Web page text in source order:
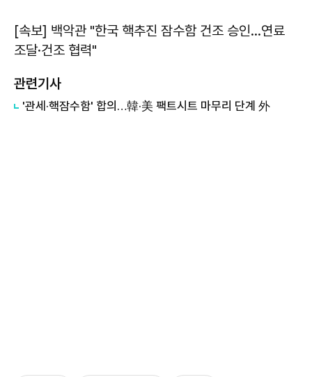
[속보] 백악관 "한국 핵추진 잠수함 건조 승인…연료
조달·건조 협력"
관련기사
'관세·핵잠수함' 합의…韓·美 팩트시트 마무리 단계 外